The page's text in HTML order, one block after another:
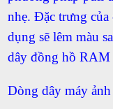
nhẹ. Đặc trưng
dụng sẽ lêm màu
dây đồng hồ
Dòng dây máy